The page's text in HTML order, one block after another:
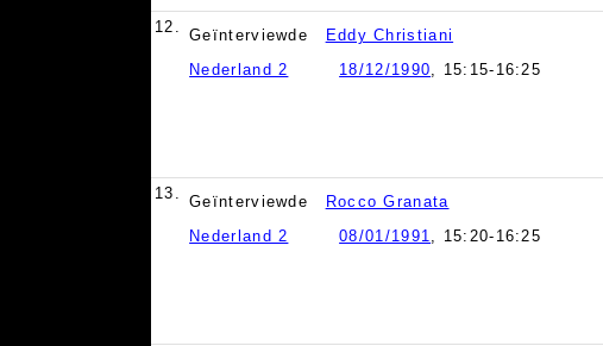
12. Geïnterviewde
Eddy Christiani
Nederland 2
18/12/1990, 15:15-16:25
13. Geïnterviewde
Rocco Granata
Nederland 2
08/01/1991, 15:20-16:25